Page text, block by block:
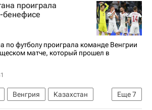
проиграла
бенефисе
по футболу проиграла команде Венгрии
матче, который прошел в
Еще7
Венгрия
Казахстан